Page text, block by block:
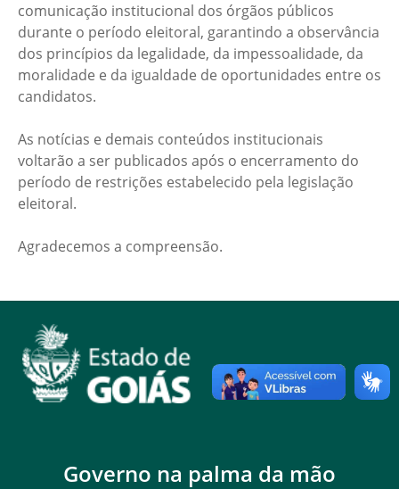
comunicação institucional dos órgãos públicos
durante o período eleitoral, garantindo a observância
dos princípios da legalidade, da impessoalidade, da
moralidade e da igualdade de oportunidades entre os
candidatos.
As notícias e demais conteúdos institucionais
voltarão a ser publicados após o encerramento do
período de restrições estabelecido pela legislação
eleitoral.
Agradecemos a compreensão.
Governo na palma da mão